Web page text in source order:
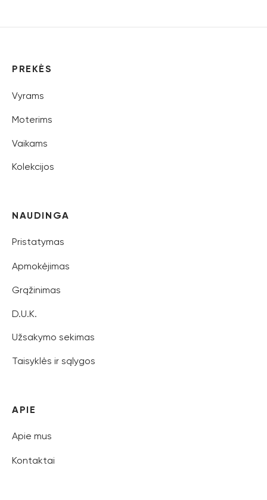
PREKĖS
Vyrams
Moterims
Vaikams
Kolekcijos
NAUDINGA
Pristatymas
Apmokėjimas
Grąžinimas
D.U.K.
Užsakymo sekimas
Taisyklės ir sąlygos
APIE
Apie mus
Kontaktai